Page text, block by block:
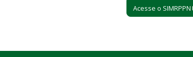
Acesse o SIMRPPN